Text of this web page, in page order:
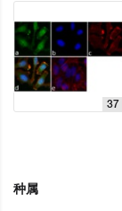
37
种属